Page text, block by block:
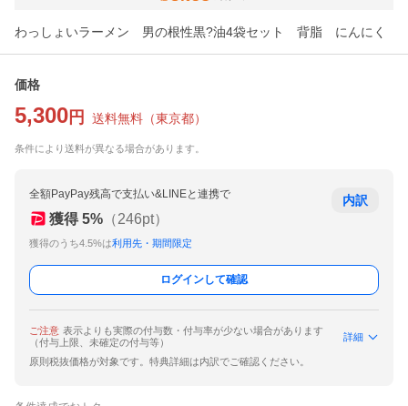
わっしょいラーメン 男の根性黒?油4袋セット 背脂 にんにく
価格
5,300 円 送料無料 （東京都）
条件により送料が異なる場合があります。
全額PayPay残高で支払い&LINEと連携で
獲得 5% （246pt）
獲得のうち4.5%は利用先・期間限定
内訳
ログインして確認
ご注意 表示よりも実際の付与数・付与率が少ない場合があります
（付与上限、未確定の付与等）
詳細
原則税抜価格が対象です。特典詳細は内訳でご確認ください。